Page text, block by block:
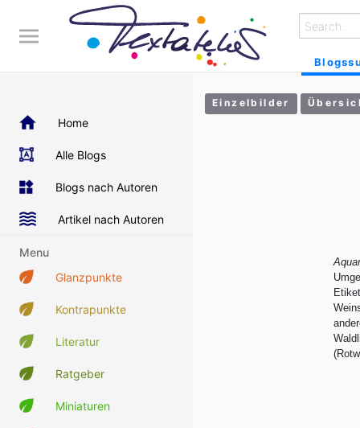
Home
Alle Blogs
Blogs nach Autoren
Artikel nach Autoren
Menu
Glanzpunkte
Kontrapunkte
Literatur
Ratgeber
Miniaturen
Einzelbilder